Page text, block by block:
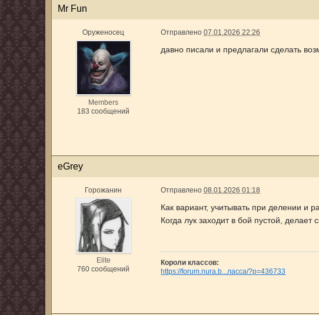
Mr Fun
Оруженосец
Members
183 сообщений
Отправлено07.01.2026 22:26
давно писали и предлагали сделать
eGrey
Горожанин
Elite
760 сообщений
Отправлено08.01.2026 01:18
Как вариант, учитывать при делении и
Когда лук заходит в бой пустой, делает
Короли классов:
https://forum.nura.b...ласса/?p=436733